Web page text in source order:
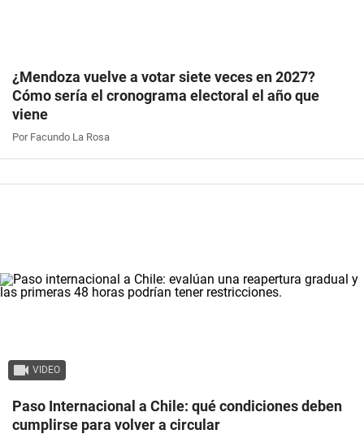
¿Mendoza vuelve a votar siete veces en 2027?
Cómo sería el cronograma electoral el año que
viene
Por Facundo La Rosa
VIDEO
Paso Internacional a Chile: qué condiciones deben
cumplirse para volver a circular